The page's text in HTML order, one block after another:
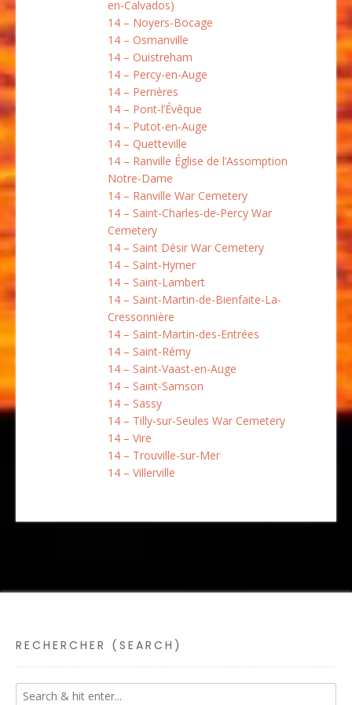
en-Calvados)
14 – Noyers-Bocage
14 – Osmanville
14 – Ouistreham
14 – Percy-en-Auge
14 – Perrières
14 – Pont-l’Évêque
14 – Putot-en-Auge
14 – Quetteville
14 – Ranville Église de l’Assomption
Notre-Dame
14 – Ranville War Cemetery
14 – Saint-Charles-de-Percy War
Cemetery
14 – Saint Désir War Cemetery
14 – Saint-Hymer
14 – Saint-Lambert
14 – Saint-Martin-de-Bienfaite-La-
Cressonnière
14 – Saint-Martin-des-Entrées
14 – Saint-Rémy
14 – Saint-Vaast-en-Auge
14 – Saint-Samson
14 – Sassy
14 – Tilly-sur-Seules War Cemetery
14 – Vire
14 – Trouville-sur-Mer
14 – Villerville
RECHERCHER (SEARCH)